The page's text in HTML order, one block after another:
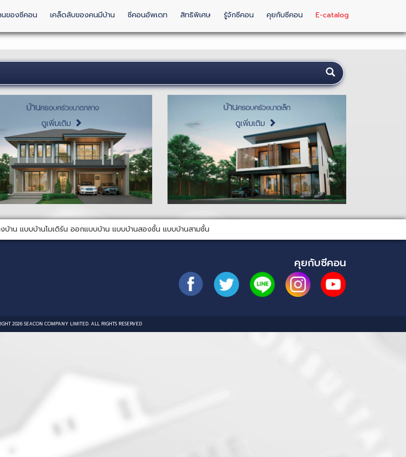
นของซีคอน เคล็ดลับของคนมีบ้าน ซีคอนอัพเดท สิทธิพิเศษ รู้จักซีคอน คุยกับซีคอน E-catalog
ดูเพิ่มเติม ดูเพิ่มเติม
าน แบบบ้านโมเดิร์น ออกแบบบ้าน แบบบ้านสองชั้น แบบบ้านสามชั้น
คุยกับซีคอน
2026 SEACON COMPANY LIMITED. ALL RIGHTS RESERVED